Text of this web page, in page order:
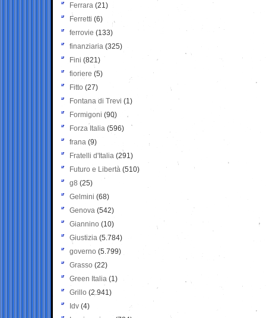
Ferrara (21)
Ferretti (6)
ferrovie (133)
finanziaria (325)
Fini (821)
fioriere (5)
Fitto (27)
Fontana di Trevi (1)
Formigoni (90)
Forza Italia (596)
frana (9)
Fratelli d'Italia (291)
Futuro e Libertà (510)
g8 (25)
Gelmini (68)
Genova (542)
Giannino (10)
Giustizia (5.784)
governo (5.799)
Grasso (22)
Green Italia (1)
Grillo (2.941)
Idv (4)